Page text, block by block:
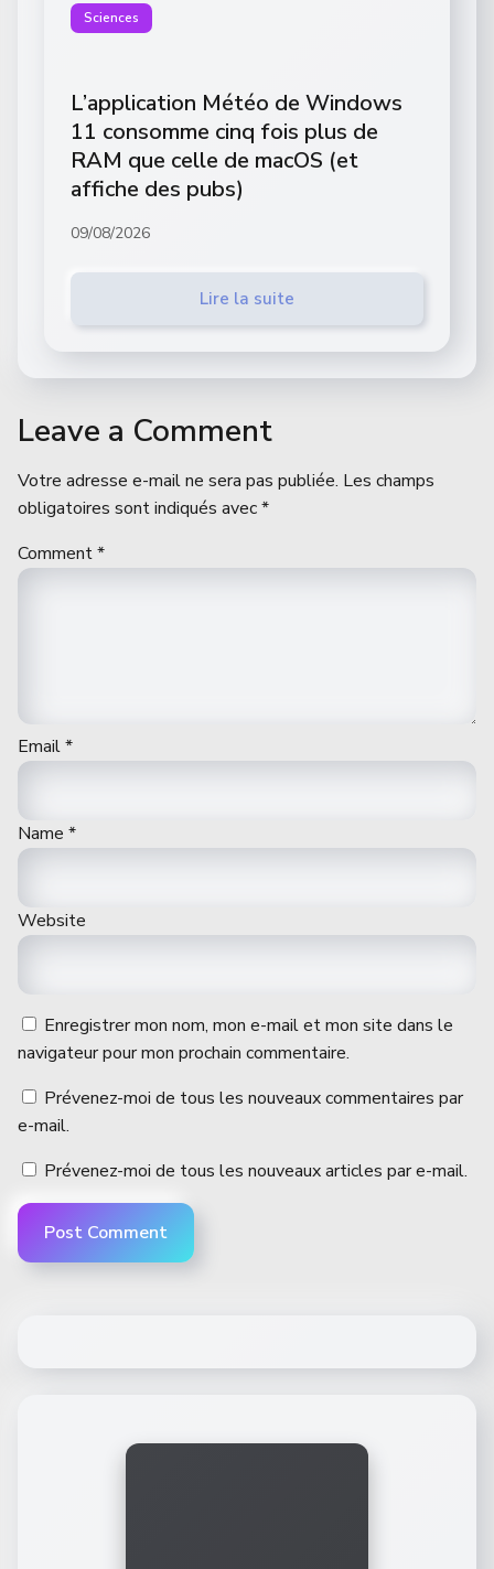
Sciences
L’application Météo de Windows
11 consomme cinq fois plus de
RAM que celle de macOS (et
affiche des pubs)
09/08/2026
Lire la suite
Leave a Comment
Votre adresse e-mail ne sera pas publiée. Les champs
obligatoires sont indiqués avec*
Comment*
Email*
Name *
Website
Enregistrer mon nom, mon e-mail et mon site dans le
navigateur pour mon prochain commentaire.
Prévenez-moi de tous les nouveaux commentaires par
e-mail.
Prévenez-moi de tous les nouveaux articles par e-mail.